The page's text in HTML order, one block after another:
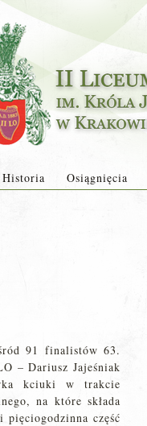
Historia Osiągnięcia
91 finalistów 63.
– Dariusz Jajeśniak
kciuki w trakcie
na które składa
pięciogodzinna część